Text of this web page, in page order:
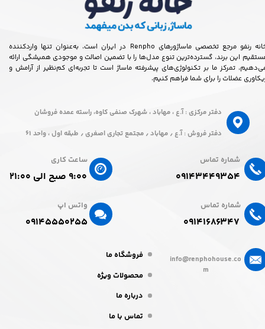
دفتر مرکزی : آ.ع ، مهاباد ، شهرک صنفی کاوه، راسته عمده فروشان
دفتر فروش : آ.ع ٫ مهاباد ٫ مجتمع تجاری اصغری ٫ طبقه اول ، واحد ۶۱
فروشگاه ما
محصولات ویژه
درباره ما
تماس با ما
خانه رنفو مرجع تخصصی ماساژورهای Renpho در ایران است. به‌عنوان تنها واردکننده
این برند، گسترده‌ترین تنوع مدل‌ها را با تضمین اصالت و موجودی همیشگی ارائه
تمرکز ما بر تکنولوژی‌های پیشرفته ماساژ است تا تجربه‌ای کم‌نظیر از آرامش و
عضلات را برای شما فراهم کنیم.
۰۹۱۴۳۴۴۹۳۵۴
شماره تماس
شماره تماس
۰۹۱۴۱۶۸۶۳۴۷​​​​​​​
ساعت کاری
۹:۰۰ صبح الی ۲۱:۰۰
واتس اپ
۰۹۱۴۵۵۵۰۲۵۵​​​​​​​
info@renphohouse.co
m